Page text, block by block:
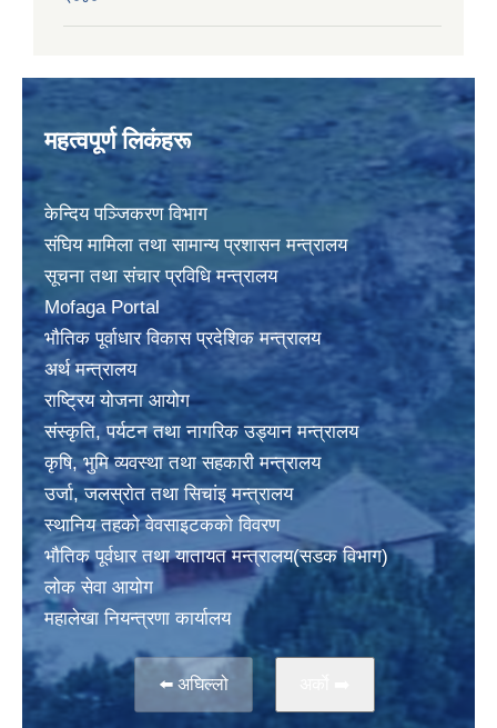
महत्वपूर्ण लिकंहरू
केन्दिय पञ्जिकरण विभाग
संघिय मामिला तथा सामान्य प्रशासन मन्त्रालय
सूचना तथा संचार प्रविधि मन्त्रालय
Mofaga Portal
भाैतिक पूर्वाधार विकास प्रदेशिक मन्त्रालय
अर्थ मन्त्रालय
राष्ट्रिय योजना आयोग
संस्कृति, पर्यटन तथा नागरिक उड्यान मन्त्रालय
कृषि, भुमि व्यवस्था तथा सहकारी मन्त्रालय
उर्जा, जलस्राेत तथा सिचांइ मन्त्रालय
स्थानिय तहकाे वेवसाइटककाे विवरण
भाैतिक पूर्वधार तथा यातायत मन्त्रालय(सडक विभाग)
लाेक सेवा आयोग
महालेखा नियन्त्रणा कार्यालय
⬅️ अघिल्लो